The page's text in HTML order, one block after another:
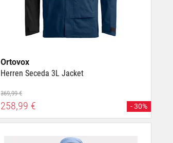
Ortovox
Herren Seceda 3L Jacket
369,99 €
258,99 € - 30%